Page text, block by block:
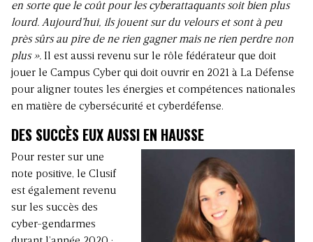
en sorte que le coût pour les cyberattaquants soit bien plus
lourd. Aujourd’hui, ils jouent sur du velours et sont à peu
près sûrs au pire de ne rien gagner mais ne rien perdre non
plus ». Il est aussi revenu sur le rôle fédérateur que doit
jouer le Campus Cyber qui doit ouvrir en 2021 à La Défense
pour aligner toutes les énergies et compétences nationales
en matière de cybersécurité et cyberdéfense.
DES SUCCÈS EUX AUSSI EN HAUSSE
Pour rester sur une
note positive, le Clusif
est également revenu
sur les succès des
cyber-gendarmes